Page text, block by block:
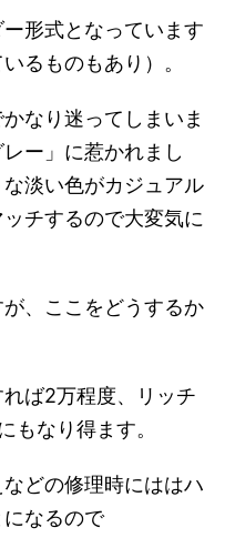
形式となっています
るものもあり）。
なり迷ってしまいま
ー」に惹かれまし
淡い色がカジュアル
チするので大変気に
、ここをどうするか
ば2万程度、リッチ
もなり得ます。
どの修理時にははハ
なるので